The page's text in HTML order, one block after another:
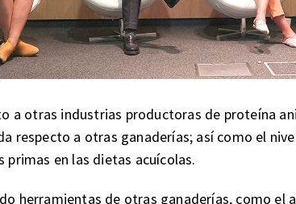
a otras industrias productoras de proteína
respecto a otras ganaderías; así como el
primas en las dietas acuícolas.
herramientas de otras ganaderías, como el